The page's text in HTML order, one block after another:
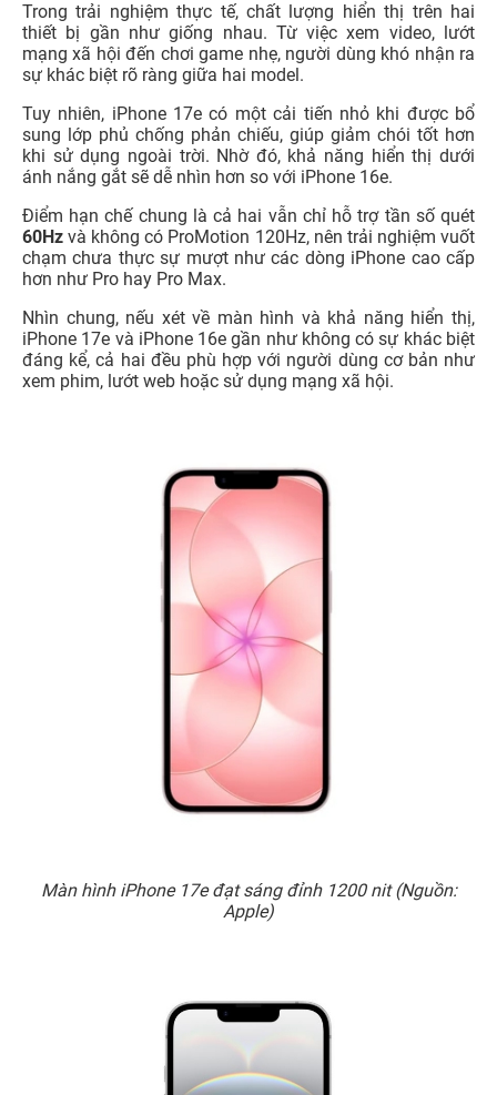
Trong trải nghiệm thực tế, chất lượng hiển thị trên hai
thiết bị gần như giống nhau. Từ việc xem video, lướt
mạng xã hội đến chơi game nhẹ, người dùng khó nhận ra
sự khác biệt rõ ràng giữa hai model.
Tuy nhiên, iPhone 17e có một cải tiến nhỏ khi được bổ
sung lớp phủ chống phản chiếu, giúp giảm chói tốt hơn
khi sử dụng ngoài trời. Nhờ đó, khả năng hiển thị dưới
ánh nắng gắt sẽ dễ nhìn hơn so với iPhone 16e.
Điểm hạn chế chung là cả hai vẫn chỉ hỗ trợ tần số quét
60Hz và không có ProMotion 120Hz, nên trải nghiệm vuốt
chạm chưa thực sự mượt như các dòng iPhone cao cấp
hơn như Pro hay Pro Max.
Nhìn chung, nếu xét về màn hình và khả năng hiển thị,
iPhone 17e và iPhone 16e gần như không có sự khác biệt
đáng kể, cả hai đều phù hợp với người dùng cơ bản như
xem phim, lướt web hoặc sử dụng mạng xã hội.
Màn hình iPhone 17e đạt sáng đỉnh 1200 nit (Nguồn:
Apple)